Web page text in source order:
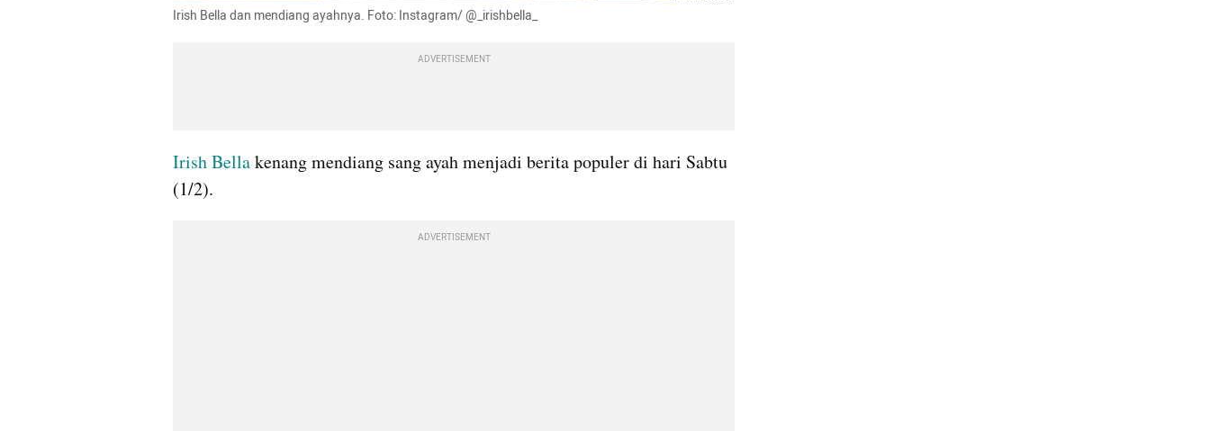
Irish Bella dan mendiang ayahnya. Foto: Instagram/ @_irishbella_
ADVERTISEMENT
Irish Bella kenang mendiang sang ayah menjadi berita populer di hari Sabtu
(1/2).
ADVERTISEMENT